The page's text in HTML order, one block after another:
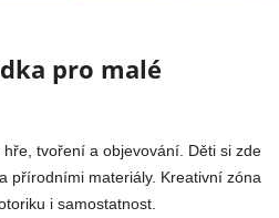
pro malé
tvoření a objevování. Děti si zde
přírodními materiály. Kreativní zóna
i samostatnost.